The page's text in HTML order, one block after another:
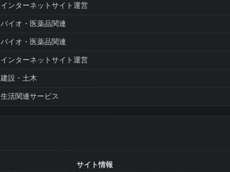
インターネットサイト運営
バイオ・医薬品関連
バイオ・医薬品関連
インターネットサイト運営
建設・土木
生活関連サービス
サイト情報